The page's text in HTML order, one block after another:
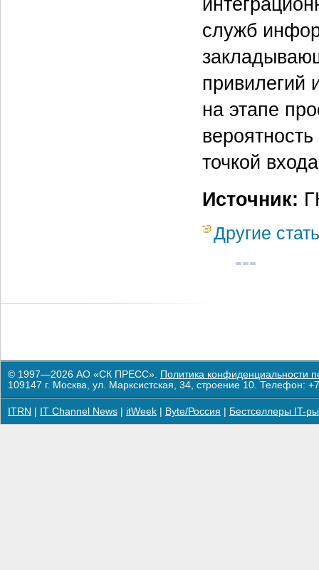
служб
привилегий
на этапе
точкой
Источник:
Другие
© 1997—2026 АО «СК ПРЕСС». Политика конфиденциальности
109147 г. Москва, ул. Марксистская, 34, строение 10. Телефон:
ITRN IT Channel News itWeek Byte/Россия Бестселлеры IT-